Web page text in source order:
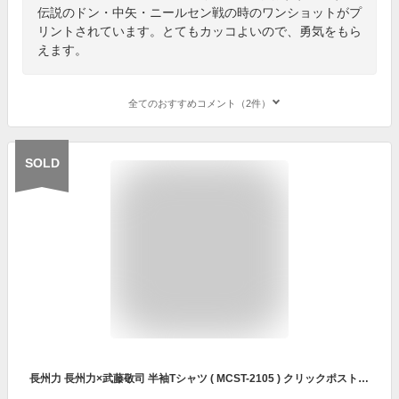
伝説のドン・中矢・ニールセン戦の時のワンショットがプ
リントされています。とてもカッコよいので、勇気をもら
えます。
全てのおすすめコメント（2件）
SOLD
長州力 長州力×武藤敬司 半袖Tシャツ ( MCST-2105 ) クリックポスト対応 長州力 × 武藤敬司 半袖 Tシャツ ちょうしゅうりき むとうけいじ プロレス ポーズ ポスト投函 ホワイト グレー